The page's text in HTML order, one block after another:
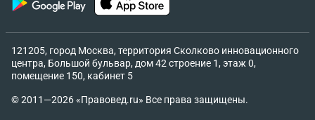
121205, город Москва, территория Сколково инновационного
центра, Большой бульвар, дом 42 строение 1, этаж 0,
помещение 150, кабинет 5
© 2011—2026 «Правовед.ru» Все права защищены.